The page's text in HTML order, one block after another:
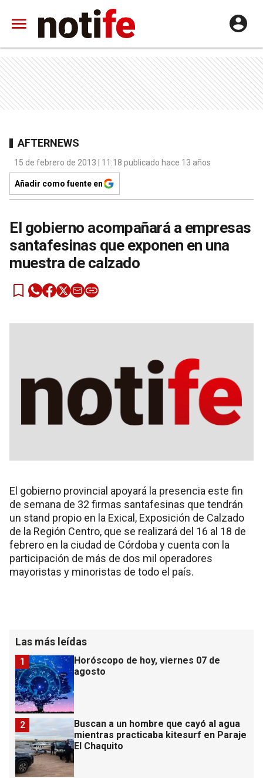
AFTERNEWS
15 de febrero de 2013 | 11:18 publicado hace 13 años
Añadir como fuente en
El gobierno acompañará a empresas
santafesinas que exponen en una
muestra de calzado
El gobierno provincial apoyará la presencia este fin
de semana de 32 firmas santafesinas que tendrán
un stand propio en la Exical, Exposición de Calzado
de la Región Centro, que se realizará del 16 al 18 de
febrero en la ciudad de Córdoba y cuenta con la
participación de más de dos mil operadores
mayoristas y minoristas de todo el país.
Las más leídas
Horóscopo de hoy, viernes 07 de
agosto
1
Buscan a un hombre que cayó al agua
mientras practicaba kitesurf en Paraje
El Chaquito
2